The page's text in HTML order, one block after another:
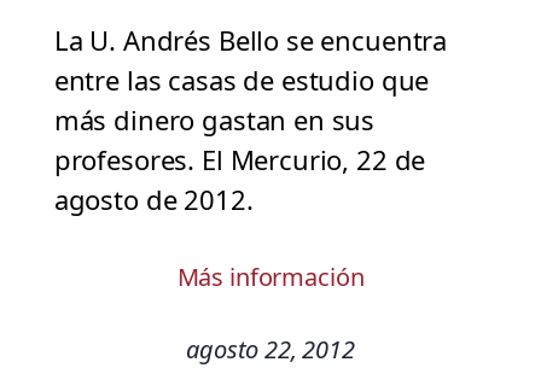
La U. Andrés Bello se encuentra
entre las casas de estudio que
más dinero gastan en sus
profesores. El Mercurio, 22 de
agosto de 2012.
Más información
agosto 22, 2012